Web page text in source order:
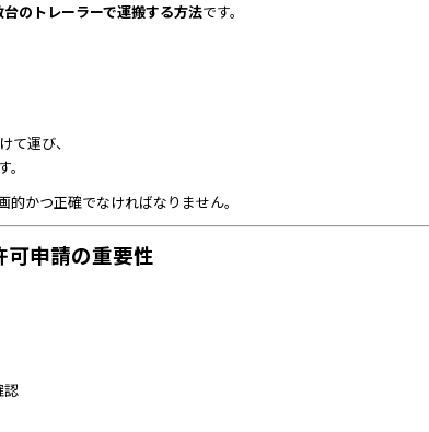
のトレーラーで運搬する方法です。
て運び、
的かつ正確でなければなりません。
申請の重要性
認